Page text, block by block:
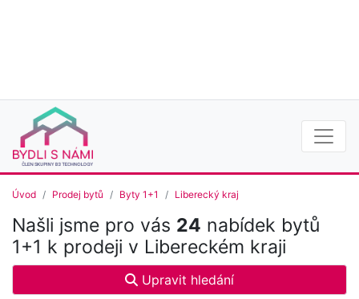
Úvod Prodej bytů Byty 1+1 Liberecký kraj
Našli jsme pro vás 24 nabídek bytů
1+1 k prodeji v Libereckém kraji
Upravit hledání